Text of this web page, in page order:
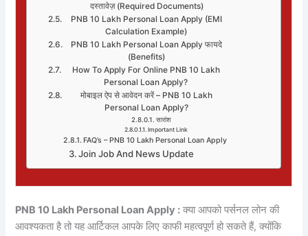
दस्तावेज़ (Required Documents)
PNB 10 Lakh Personal Loan Apply (EMI
Calculation Example)
PNB 10 Lakh Personal Loan Apply फायदे
(Benefits)
How To Apply For Online PNB 10 Lakh
Personal Loan Apply?
मोबाइल ऐप से आवेदन करें – PNB 10 Lakh
Personal Loan Apply?
सारांश
Important Link
FAQ’s – PNB 10 Lakh Personal Loan Apply
Join Job And News Update
PNB 10 Lakh Personal Loan Apply : क्या आपको पर्सनल लोन की
आवश्यकता है तो यह आर्टिकल आपके लिए काफी महत्वपूर्ण हो सकते हैं, क्योंकि